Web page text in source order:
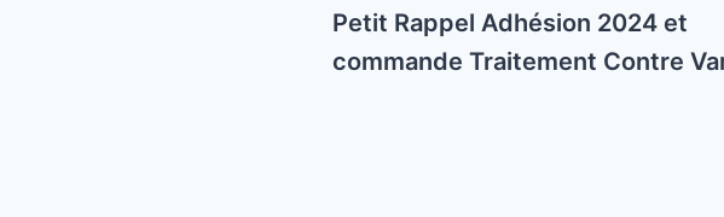
navigation
Petit Rappel Adhésion 2024 et
commande Traitement Contre